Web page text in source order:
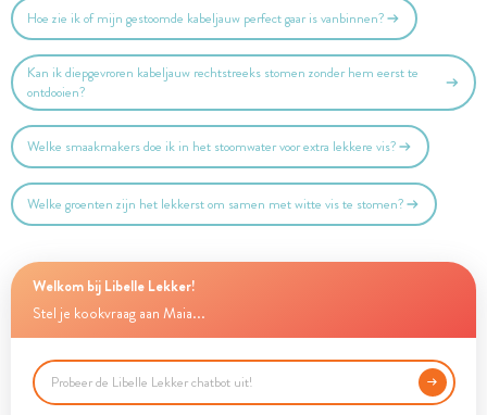
Hoe zie ik of mijn gestoomde kabeljauw perfect gaar is vanbinnen?
Kan ik diepgevroren kabeljauw rechtstreeks stomen zonder hem eerst te
ontdooien?
Welke smaakmakers doe ik in het stoomwater voor extra lekkere vis?
Welke groenten zijn het lekkerst om samen met witte vis te stomen?
Welkom bij Libelle Lekker!
Stel je kookvraag aan Maia...